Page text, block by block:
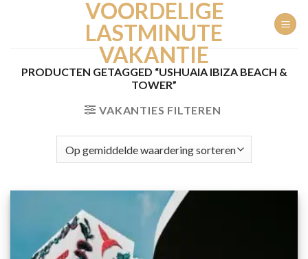
VOORDELIGE
LASTMINUTE
VAKANTIE
PRODUCTEN GETAGGED “USHUAIA IBIZA BEACH &
TOWER”
VAKANTIES FILTEREN